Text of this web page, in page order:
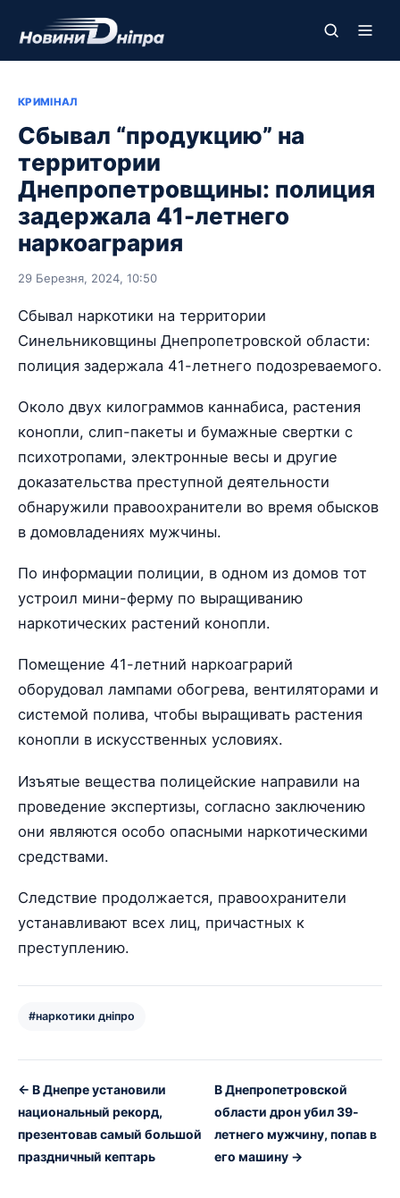
КРИМІНАЛ
Сбывал “продукцию” на
территории
Днепропетровщины: полиция
задержала 41-летнего
наркоагрария
29 Березня, 2024, 10:50
Сбывал наркотики на территории
Синельниковщины Днепропетровской области:
полиция задержала 41-летнего подозреваемого.
Около двух килограммов каннабиса, растения
конопли, слип-пакеты и бумажные свертки с
психотропами, электронные весы и другие
доказательства преступной деятельности
обнаружили правоохранители во время обысков
в домовладениях мужчины.
По информации полиции, в одном из домов тот
устроил мини-ферму по выращиванию
наркотических растений конопли.
Помещение 41-летний наркоаграрий
оборудовал лампами обогрева, вентиляторами и
системой полива, чтобы выращивать растения
конопли в искусственных условиях.
Изъятые вещества полицейские направили на
проведение экспертизы, согласно заключению
они являются особо опасными наркотическими
средствами.
Следствие продолжается, правоохранители
устанавливают всех лиц, причастных к
преступлению.
#наркотики дніпро
← В Днепре установили
национальный рекорд,
презентовав самый большой
праздничный кептарь
В Днепропетровской
области дрон убил 39-
летнего мужчину, попав в
его машину →